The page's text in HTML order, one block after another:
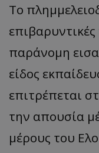
Το
παράνομη
είδος
επιτρέπεται
την απουσία
μέρους του